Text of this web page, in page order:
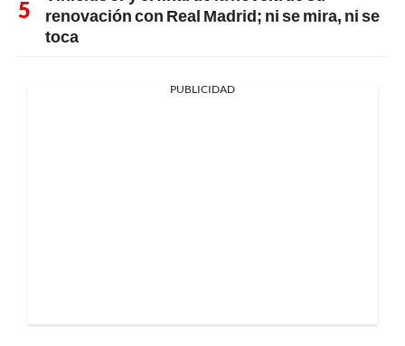
renovación con Real Madrid; ni se mira, ni se
toca
PUBLICIDAD